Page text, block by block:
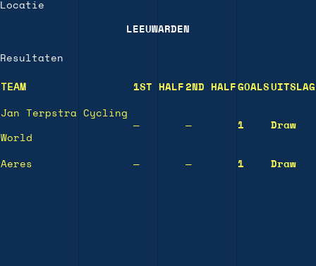
Locatie
LEEUWARDEN
Resultaten
TEAM 1ST HALF 2ND HALF GOALS UITSLAG
Jan Terpstra Cycling
World
— — 1 Draw
Aeres — — 1 Draw